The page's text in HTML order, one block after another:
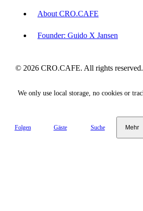
About CRO.CAFE
Founder: Guido X Jansen
© 2026 CRO.CAFE. All rights
We only use local storage, no cookies or
Folgen Gäste Suche Mehr